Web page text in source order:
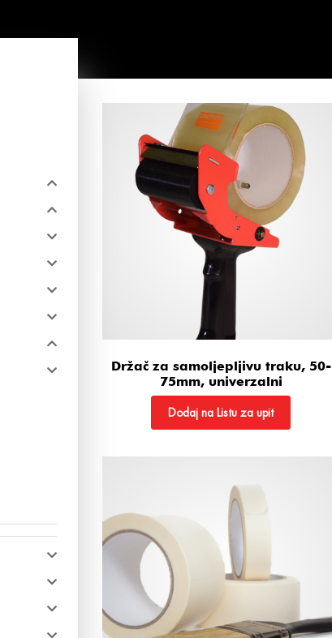
Držač za samoljepljivu traku, 50-
75mm, univerzalni
Dodaj na Listu za upit